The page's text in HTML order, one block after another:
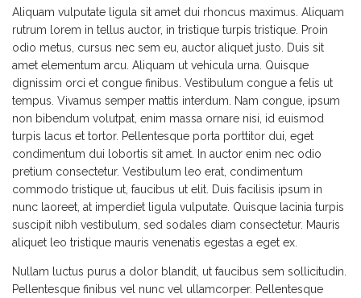
Aliquam vulputate ligula sit amet dui rhoncus maximus. Aliquam
rutrum lorem in tellus auctor, in tristique turpis tristique. Proin
odio metus, cursus nec sem eu, auctor aliquet justo. Duis sit
amet elementum arcu. Aliquam ut vehicula urna. Quisque
dignissim orci et congue finibus. Vestibulum congue a felis ut
tempus. Vivamus semper mattis interdum. Nam congue, ipsum
non bibendum volutpat, enim massa ornare nisi, id euismod
turpis lacus et tortor. Pellentesque porta porttitor dui, eget
condimentum dui lobortis sit amet. In auctor enim nec odio
pretium consectetur. Vestibulum leo erat, condimentum
commodo tristique ut, faucibus ut elit. Duis facilisis ipsum in
nunc laoreet, at imperdiet ligula vulputate. Quisque lacinia turpis
suscipit nibh vestibulum, sed sodales diam consectetur. Mauris
aliquet leo tristique mauris venenatis egestas a eget ex.
Nullam luctus purus a dolor blandit, ut faucibus sem sollicitudin.
Pellentesque finibus vel nunc vel ullamcorper. Pellentesque